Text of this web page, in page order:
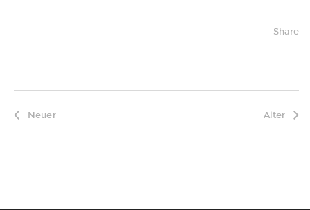
Share
Neuer Älter